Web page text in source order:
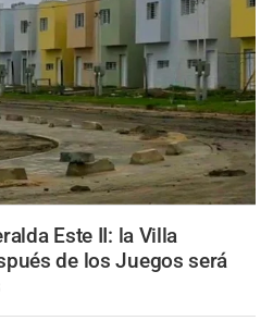
Este II: la Villa
de los Juegos será